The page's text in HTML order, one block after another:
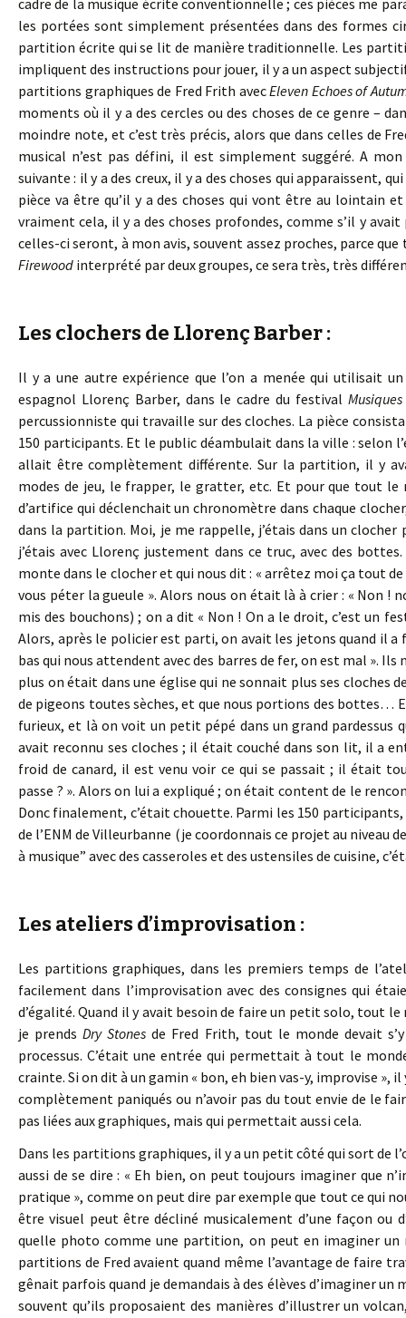
cadre de la musique écrite conventionnelle ; ces pièces me
les portées sont simplement présentées dans des formes
partition écrite qui se lit de manière traditionnelle. Les
impliquent des instructions pour jouer, il y a un aspect
partitions graphiques de Fred Frith avecEleven Echoes of
moments où il y a des cercles ou des choses de ce genre –
moindre note, et c’est très précis, alors que dans celles de
musical n’est pas défini, il est simplement suggéré. A
suivante : il y a des creux, il y a des choses qui apparaissent,
pièce va être qu’il y a des choses qui vont être au lointain
vraiment cela, il y a des choses profondes, comme s’il y
celles-ci seront, à mon avis, souvent assez proches, parce
Firewood interprété par deux groupes, ce sera très, très
Les clochers de Llorenç Barber :
Il y a une autre expérience que l’on a menée qui utilisait
espagnol Llorenç Barber, dans le cadre du festival
percussionniste qui travaille sur des cloches. La pièce
150 participants. Et le public déambulait dans la ville : selon
allait être complètement différente. Sur la partition, il y
modes de jeu, le frapper, le gratter, etc. Et pour que tout
d’artifice qui déclenchait un chronomètre dans chaque
dans la partition. Moi, je me rappelle, j’étais dans un
j’étais avec Llorenç justement dans ce truc, avec des
monte dans le clocher et qui nous dit : « arrêtez moi ça tout
vous péter la gueule ». Alors nous on était là à crier : « Non !
mis des bouchons) ; on a dit « Non ! On a le droit, c’est un
Alors, après le policier est parti, on avait les jetons quand il a
bas qui nous attendent avec des barres de fer, on est mal ».
plus on était dans une église qui ne sonnait plus ses cloches
de pigeons toutes sèches, et que nous portions des bottes…
furieux, et là on voit un petit pépé dans un grand pardessus
avait reconnu ses cloches ; il était couché dans son lit, il a
froid de canard, il est venu voir ce qui se passait ; il était
passe ? ». Alors on lui a expliqué ; on était content de le
Donc finalement, c’était chouette. Parmi les 150
de l’ENM de Villeurbanne (je coordonnais ce projet au niveau
à musique” avec des casseroles et des ustensiles de cuisine,
Les ateliers d’improvisation :
Les partitions graphiques, dans les premiers temps de
facilement dans l’improvisation avec des consignes qui
d’égalité. Quand il y avait besoin de faire un petit solo, tout
je prendsDry Stones de Fred Frith, tout le monde devait
processus. C’était une entrée qui permettait à tout le
crainte. Si on dit à un gamin « bon, eh bien vas-y, improvise »,
complètement paniqués ou n’avoir pas du tout envie de le
pas liées aux graphiques, mais qui permettait aussi cela.
Dans les partitions graphiques, il y a un petit côté qui sort de
aussi de se dire : « Eh bien, on peut toujours imaginer que
pratique », comme on peut dire par exemple que tout ce qui
être visuel peut être décliné musicalement d’une façon ou
quelle photo comme une partition, on peut en imaginer un
partitions de Fred avaient quand même l’avantage de faire
gênait parfois quand je demandais à des élèves d’imaginer
souvent qu’ils proposaient des manières d’illustrer un